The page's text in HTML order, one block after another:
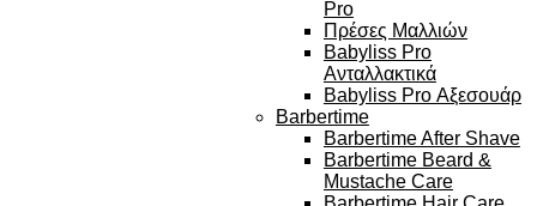
Pro
Πρέσες Μαλλιών
Babyliss Pro
Ανταλλακτικά
Babyliss Pro Αξεσουάρ
Barbertime
Barbertime After Shave
Barbertime Beard &
Mustache Care